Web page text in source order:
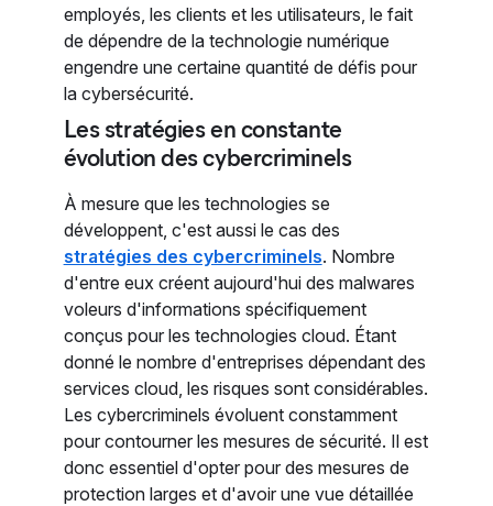
employés, les clients et les utilisateurs, le fait
de dépendre de la technologie numérique
engendre une certaine quantité de défis pour
la cybersécurité.
Les stratégies en constante
évolution des cybercriminels
À mesure que les technologies se
développent, c'est aussi le cas des
stratégies des cybercriminels. Nombre
d'entre eux créent aujourd'hui des malwares
voleurs d'informations spécifiquement
conçus pour les technologies cloud. Étant
donné le nombre d'entreprises dépendant des
services cloud, les risques sont considérables.
Les cybercriminels évoluent constamment
pour contourner les mesures de sécurité. Il est
donc essentiel d'opter pour des mesures de
protection larges et d'avoir une vue détaillée